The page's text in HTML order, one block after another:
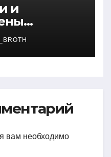
и
вам необходимо